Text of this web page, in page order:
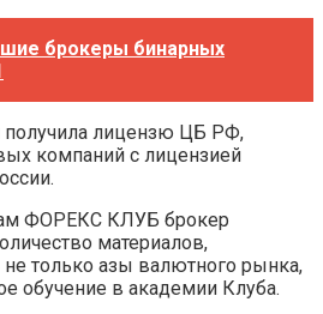
брокеры бинарных
получила лицензю ЦБ РФ,
компаний с лицензией
ФОРЕКС КЛУБ брокер
материалов,
только азы валютного рынка,
обучение в академии Клуба.